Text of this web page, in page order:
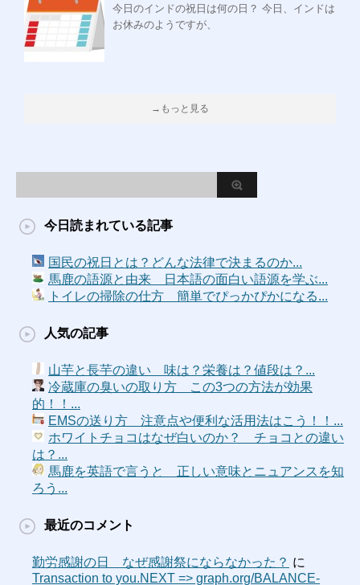
今日のインドの祝日は何の日？ 今日、インドは
お休みのようですが、
→もっと見る
今日読まれている記事
国民の祝日とは？どんな法律で決まるのか...
馬鹿の語源と由来 日本語の面白い語源を学ぶ...
トイレの掃除の仕方 簡単でぴっかぴかになる...
人気の記事
山芋と長芋の違い 味は？栄養は？値段は？...
冷蔵庫の臭いの取り方 この3つの方法が効果
的！！...
EMSの送り方 注意点や便利な活用法はこう！！...
ホワイトチョコはなぜ白いのか？ チョコとの違い
は？...
馬鹿を英語で言うと 正しい意味とニュアンスを知
ろう...
最近のコメント
勤労感謝の日 なぜ感謝祭にならなかった？ に
Transaction to you.NEXT => graph.org/BALANCE-